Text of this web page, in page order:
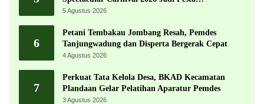
Kemerdekaan Terbesar di Peterongan
5 Agustus 2026
6
Petani Tembakau Jombang Resah, Pemdes
Tanjungwadung dan Disperta Bergerak Cepat
4 Agustus 2026
7
Perkuat Tata Kelola Desa, BKAD Kecamatan
Plandaan Gelar Pelatihan Aparatur Pemdes
3 Agustus 2026